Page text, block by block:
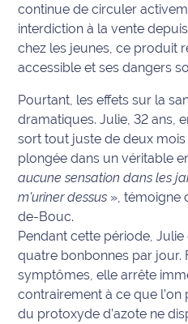
Info
route
Loisirs
Météo
Politique
Santé
Transport
continue de circuler
interdiction à la vente
chez les jeunes, ce produit
accessible et ses dangers
Pourtant, les effets sur la
dramatiques. Julie, 32 ans,
sort tout juste de deux mois
plongée dans un véritable
aucune sensation dans les
m'urinerdessus », témoigne
de-Bouc.
Pendant cette période,
quatre bonbonnes par jour.
symptômes, elle arrête
contrairement à ce que
du protoxyde d’azote ne